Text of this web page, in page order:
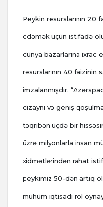
Peykin resurslarının 20
ödəmək üçün istifadə
dünya bazarlarına ixrac
resurslarının 40 faizinin
imzalanmışdır.
dizaynı və geniş
təqribən üçdə bir
üzrə milyonlarla insan
xidmətlərindən rahat
peykimiz 50-dən artıq
mühüm iqtisadi rol